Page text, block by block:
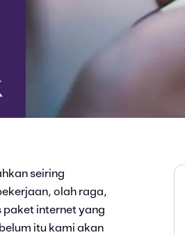
seiring
olah raga,
paket internet yang
itu kami akan